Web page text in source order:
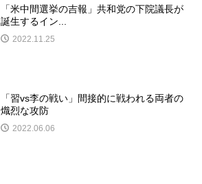
「米中間選挙の吉報」共和党の下院議長が
誕生するイン...
2022.11.25
「習vs李の戦い」間接的に戦われる両者の
熾烈な攻防
2022.06.06